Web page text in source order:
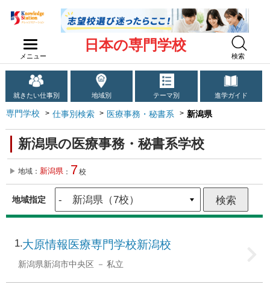
メニュー
日本の専門学校
検索
就きたい仕事別 地域別 テーマ別 進学ガイド
専門学校 仕事別検索 医療事務・秘書系 新潟県
新潟県の医療事務・秘書系学校
地域： 新潟県 ： 7校
地域指定
1 大原情報医療専門学校新潟校
新潟県新潟市中央区 私立